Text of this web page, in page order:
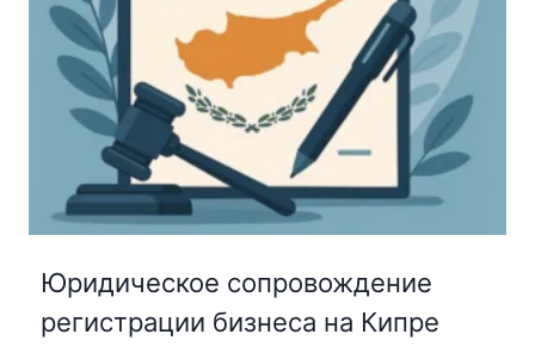
Юридическое сопровождение
регистрации бизнеса на Кипре